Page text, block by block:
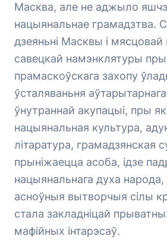
Масква, але не аджыло
нацыянальнае грамадзтва.
дзеяньні Масквы і
савецкай намэнклятуры
прамаскоўскага захопу
ўсталяваньня
ўнутраннай акупацыі, пры
нацыянальная культура,
літаратура, грамадзянская
прыніжаецца асоба, ідзе
нацыянальнага духа народа,
асноўныя вытворчыя сілы
стала закладніцай
мафійных інтарэсаў.